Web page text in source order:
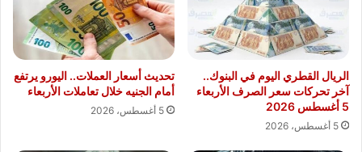
الريال القطري اليوم في البنوك..
آخر تحركات سعر الصرف الأربعاء
5 أغسطس 2026
5 أغسطس، 2026
تحديث أسعار العملات.. اليورو يرتفع
أمام الجنيه خلال تعاملات الأربعاء
5 أغسطس، 2026